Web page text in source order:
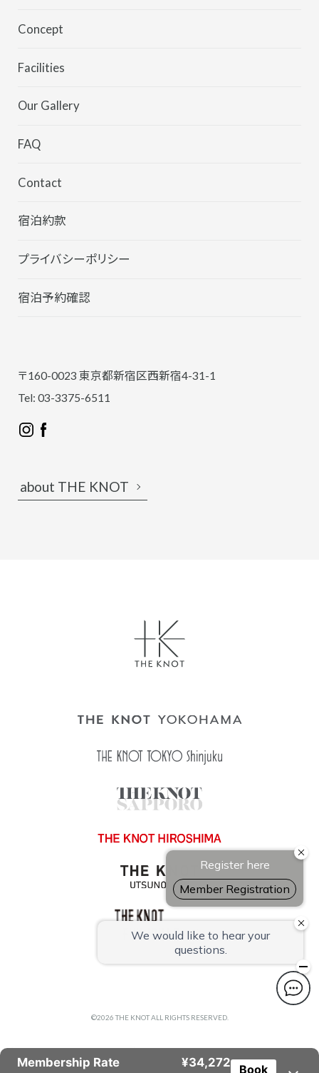
BOOK NOW
Concept
Facilities
Our Gallery
FAQ
Contact
宿泊約款
プライバシーポリシー
宿泊予約確認
〒160-0023 東京都新宿区西新宿4-31-1
Tel: 03-3375-6511
about THE KNOT
©2026 THE KNOT ALL RIGHTS RESERVED.
Membership Rate ¥34,272 Book